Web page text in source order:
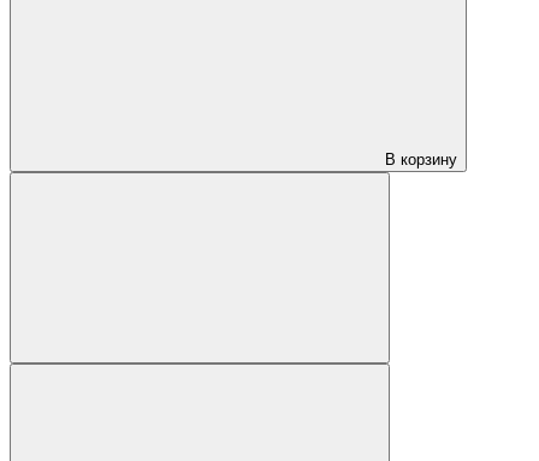
В корзину